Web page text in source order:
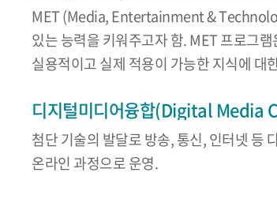
MET (Media, Entertainment &
있는 능력을 키워주고자 함. MET 프로그
실용적이고 실제 적용이 가능한 지식에 대
디지털미디어융합(Digital Media
첨단 기술의 발달로 방송, 통신, 인터넷 등
온라인 과정으로 운영.